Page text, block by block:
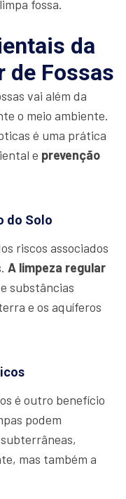
fossa.
da
de Fossas
vai além da
o meio ambiente.
é uma prática
e prevenção
do Solo
riscos associados
A limpeza regular
substâncias
e os aquíferos
é outro benefício
podem
mas também a